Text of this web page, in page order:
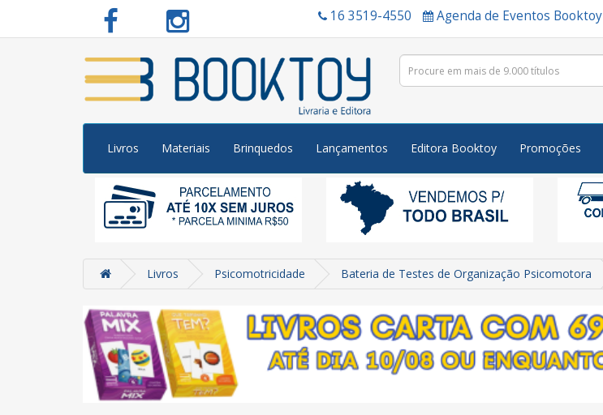
16 3519-4550 Agenda de Eventos Booktoy
Livros Materiais Brinquedos Lançamentos Editora Booktoy Promoções
Livros Psicomotricidade Bateria de Testes de Organização Psicomotora